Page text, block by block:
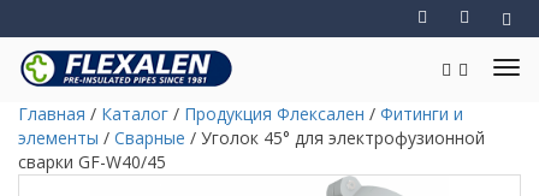
Главная / Каталог / Продукция Флексален / Фитинги и
элементы / Сварные / Уголок 45° для электрофузионной
сварки GF-W40/45